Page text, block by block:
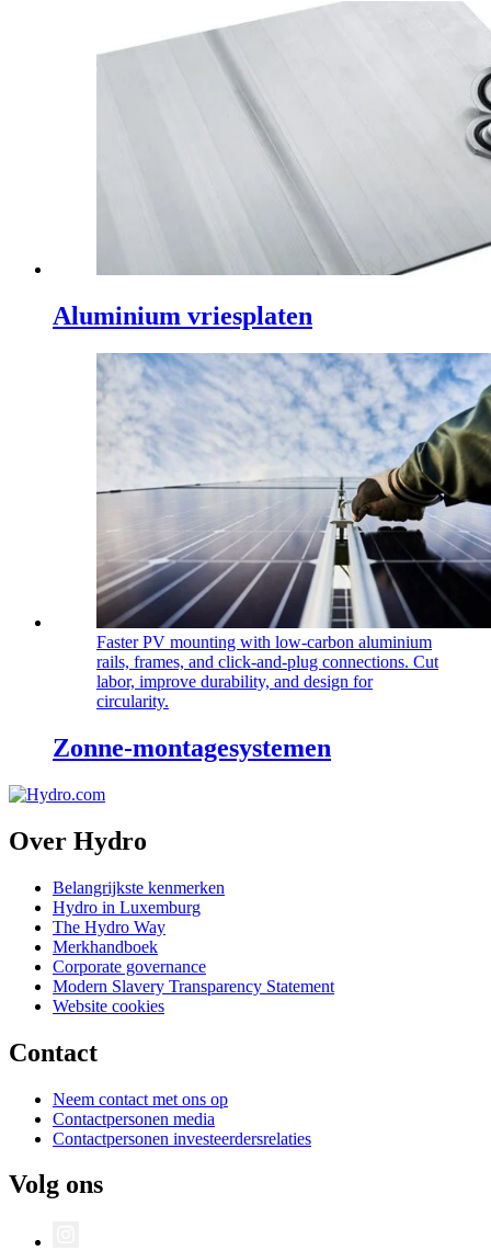
Aluminium vriesplaten
Faster PV mounting with low‑carbon aluminium
rails, frames, and click‑and‑plug connections. Cut
labor, improve durability, and design for
circularity.
Zonne-montagesystemen
Over Hydro
Belangrijkste kenmerken
Hydro in Luxemburg
The Hydro Way
Merkhandboek
Corporate governance
Modern Slavery Transparency Statement
Website cookies
Contact
Neem contact met ons op
Contactpersonen media
Contactpersonen investeerdersrelaties
Volg ons